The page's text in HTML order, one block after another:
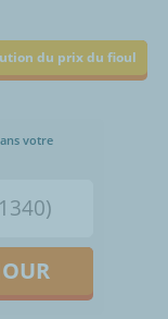
du prix du fioul
votre